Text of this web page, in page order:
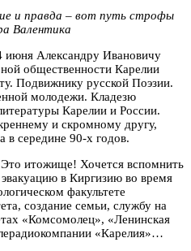
и правда – вот путь строфы
Валентика
июня Александру Ивановичу
общественности Карелии
Подвижнику русской Поэзии.
молодежи. Кладезю
Карелии и России.
и скромному другу,
в середине 90-х годов.
Это итожище! Хочется вспомнить
в Киргизию во время
факультете
создание семьи, службу на
«Комсомолец», «Ленинская
«Карелия»…